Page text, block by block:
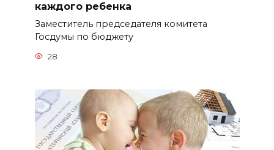
каждого ребенка
Заместитель председателя комитета
Госдумы по бюджету
28